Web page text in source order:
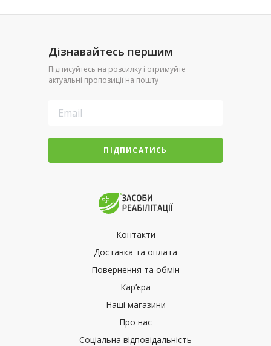
Дізнавайтесь першим
Підписуйтесь на розсилку і отримуйте
актуальні пропозиції на пошту
ПІДПИСАТИСЬ
Контакти
Доставка та оплата
Повернення та обмін
Кар’єра
Наші магазини
Про нас
Соціальна відповідальність